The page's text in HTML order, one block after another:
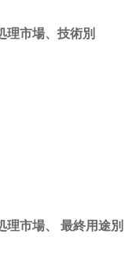
市場、 技術別
市場、 最終用途別